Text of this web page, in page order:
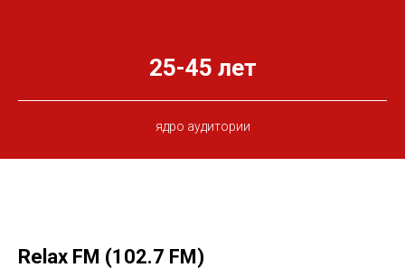
25-45 лет
ядро аудитории
Relax FM (102.7 FM)